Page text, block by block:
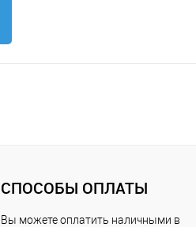
СПОСОБЫ ОПЛАТЫ
Вы можете оплатить наличными в